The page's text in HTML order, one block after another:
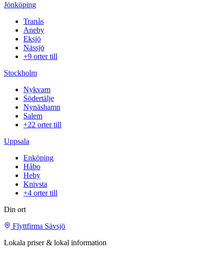
Jönköping
Tranås
Aneby
Eksjö
Nässjö
+9 orter till
Stockholm
Nykvarn
Södertälje
Nynäshamn
Salem
+22 orter till
Uppsala
Enköping
Håbo
Heby
Knivsta
+4 orter till
Din ort
Flyttfirma Sävsjö
Lokala priser & lokal information